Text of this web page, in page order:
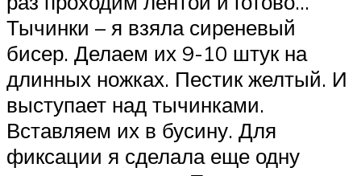
Тычинки – я взяла сиреневый
бисер. Делаем их 9-10 штук на
длинных ножках. Пестик желтый. И
выступает над тычинками.
Вставляем их в бусину. Для
фиксации я сделала еще одну